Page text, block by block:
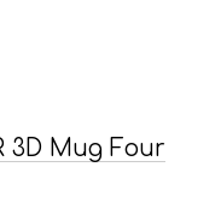
3D Mug Four